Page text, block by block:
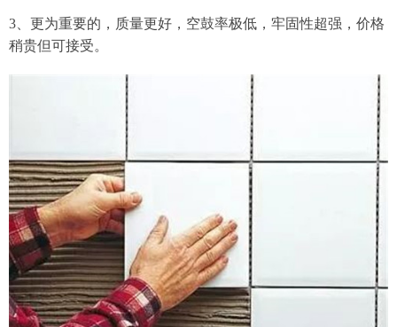
3、更为重要的，质量更好，空鼓率极低，牢固性超强，价格
稍贵但可接受。